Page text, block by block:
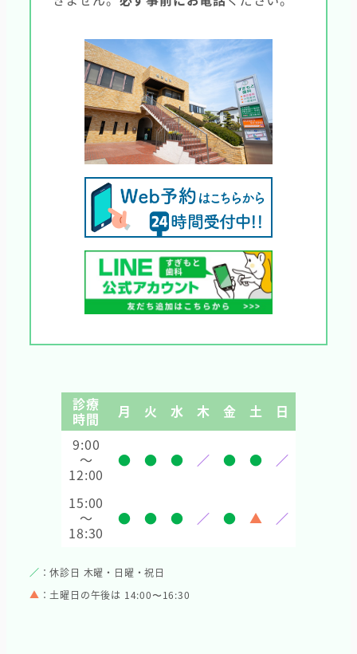
診療
時間 月 火 水 木 金 土
日
9:00
～
12:00
● ● ● ／ ● ● ／
15:00
～
18:30
● ● ● ／ ● ▲ ／
／ ：休診日 木曜・日曜・祝日
▲ ：土曜日の午後は 14:00〜16:30